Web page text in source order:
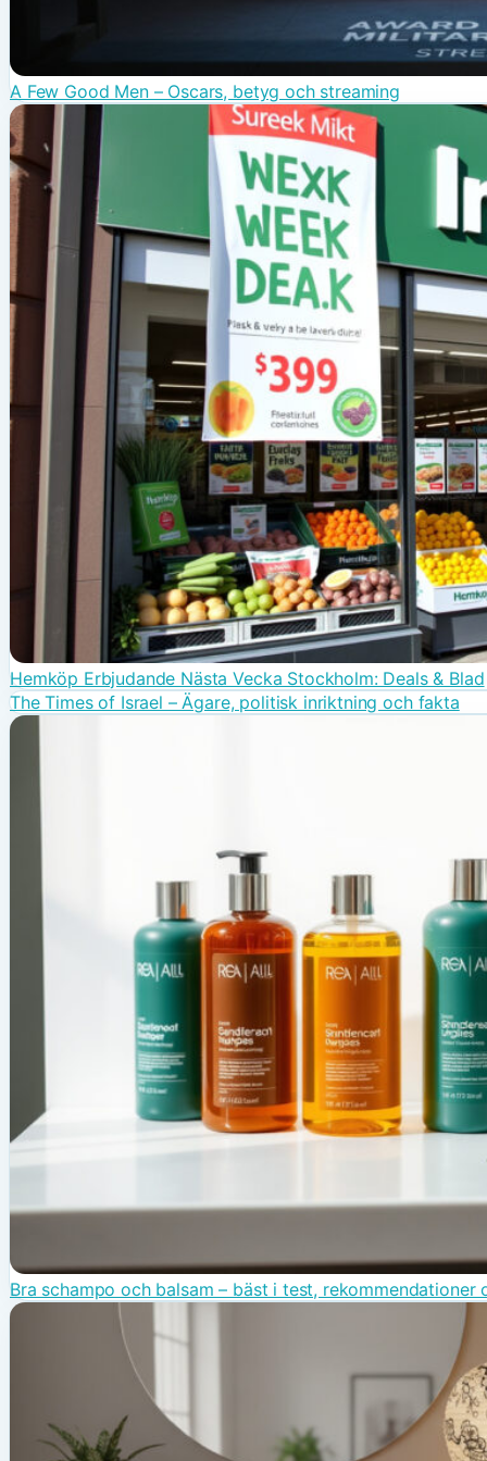
A Few Good Men – Oscars, betyg och streaming
Hemköp Erbjudande Nästa Vecka Stockholm: Deals & Blad
The Times of Israel – Ägare, politisk inriktning och fakta
Bra schampo och balsam – bäst i test, rekommendationer